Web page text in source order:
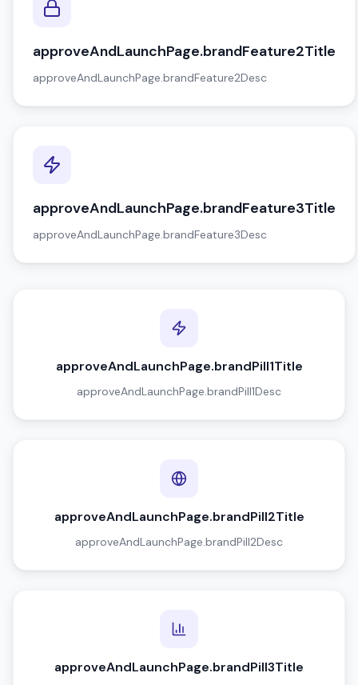
approveAndLaunchPage.brandFeature2Title
approveAndLaunchPage.brandFeature2Desc
approveAndLaunchPage.brandFeature3Title
approveAndLaunchPage.brandFeature3Desc
approveAndLaunchPage.brandPill1Title
approveAndLaunchPage.brandPill1Desc
approveAndLaunchPage.brandPill2Title
approveAndLaunchPage.brandPill2Desc
approveAndLaunchPage.brandPill3Title